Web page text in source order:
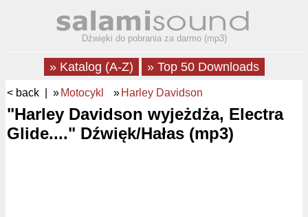
Dźwięki do pobrania za darmo (mp3)
» Katalog (A-Z) » Top 50 Downloads
< back | » Motocykl » Harley Davidson
"Harley Davidson wyjeżdża, Electra
Glide...." Dźwięk/Hałas (mp3)